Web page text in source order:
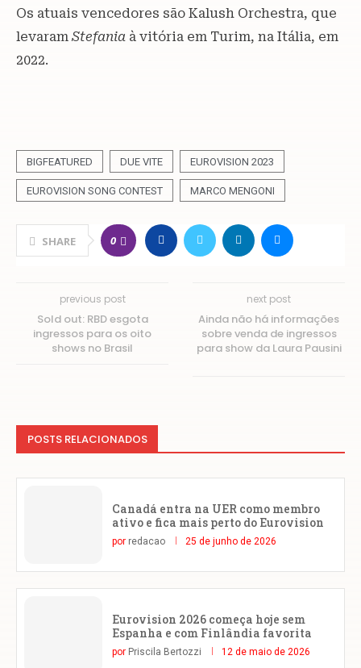
Os atuais vencedores são Kalush Orchestra, que
levaram Stefania à vitória em Turim, na Itália, em
2022.
BIGFEATURED DUE VITE EUROVISION 2023
EUROVISION SONG CONTEST MARCO MENGONI
SHARE 0
previous post
Sold out: RBD esgota
ingressos para os oito
shows no Brasil
next post
Ainda não há informações
sobre venda de ingressos
para show da Laura Pausini
POSTS RELACIONADOS
Canadá entra na UER como membro
ativo e fica mais perto do Eurovision
por redacao 25 de junho de 2026
Eurovision 2026 começa hoje sem
Espanha e com Finlândia favorita
por Priscila Bertozzi 12 de maio de 2026